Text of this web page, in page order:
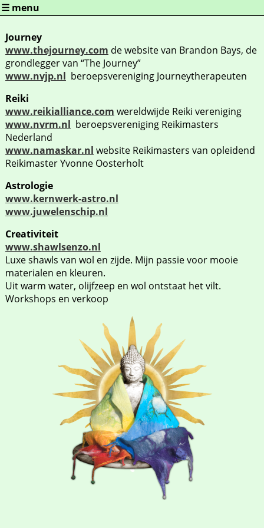
Overslaan en naar de algemene inhoud gaan
☰ menu
Journey
www.thejourney.com de website van Brandon Bays, de
grondlegger van “The Journey”
www.nvjp.nl beroepsvereniging Journeytherapeuten
Reiki
www.reikialliance.com wereldwijde Reiki vereniging
www.nvrm.nl beroepsvereniging Reikimasters
Nederland
www.namaskar.nl website Reikimasters van opleidend
Reikimaster Yvonne Oosterholt
Astrologie
www.kernwerk-astro.nl
www.juwelenschip.nl
Creativiteit
www.shawlsenzo.nl
Luxe shawls van wol en zijde. Mijn passie voor mooie
materialen en kleuren.
Uit warm water, olijfzeep en wol ontstaat het vilt.
Workshops en verkoop